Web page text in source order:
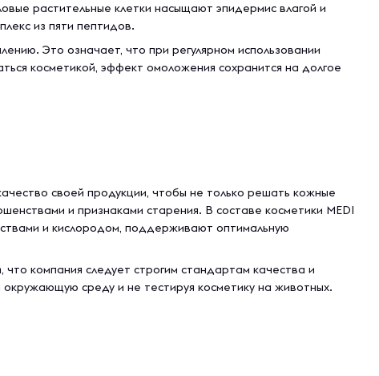
растительные клетки насыщают эпидермис влагой и
из пяти пептидов.
Это означает, что при регулярном использовании
косметикой, эффект омоложения сохранится на долгое
своей продукции, чтобы не только решать кожные
и признаками старения. В составе косметики MEDI
и кислородом, поддерживают оптимальную
компания следует строгим стандартам качества и
среду и не тестируя косметику на животных.